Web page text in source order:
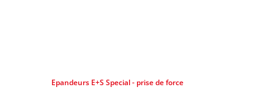
Epandeurs E+S Special - prise de force